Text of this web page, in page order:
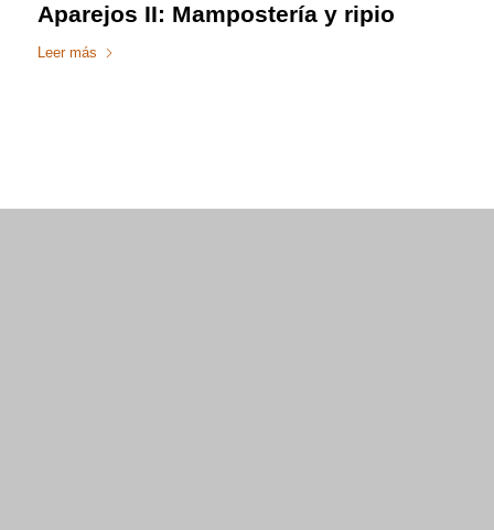
Aparejos II: Mampostería y ripio
Leer más